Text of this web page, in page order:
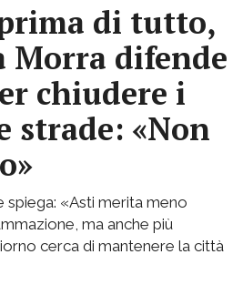
di tutto,
Morra difende
chiudere i
strade: «Non
spiega: «Asti merita meno
ma anche più
cerca di mantenere la città